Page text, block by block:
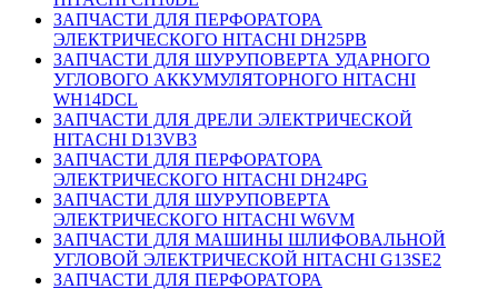
ЗАПЧАСТИ ДЛЯ ПЕРФОРАТОРА
ЭЛЕКТРИЧЕСКОГО HITACHI DH25PB
ЗАПЧАСТИ ДЛЯ ШУРУПОВЕРТА УДАРНОГО
УГЛОВОГО АККУМУЛЯТОРНОГО HITACHI
WH14DCL
ЗАПЧАСТИ ДЛЯ ДРЕЛИ ЭЛЕКТРИЧЕСКОЙ
HITACHI D13VB3
ЗАПЧАСТИ ДЛЯ ПЕРФОРАТОРА
ЭЛЕКТРИЧЕСКОГО HITACHI DH24PG
ЗАПЧАСТИ ДЛЯ ШУРУПОВЕРТА
ЭЛЕКТРИЧЕСКОГО HITACHI W6VM
ЗАПЧАСТИ ДЛЯ МАШИНЫ ШЛИФОВАЛЬНОЙ
УГЛОВОЙ ЭЛЕКТРИЧЕСКОЙ HITACHI G13SE2
ЗАПЧАСТИ ДЛЯ ПЕРФОРАТОРА